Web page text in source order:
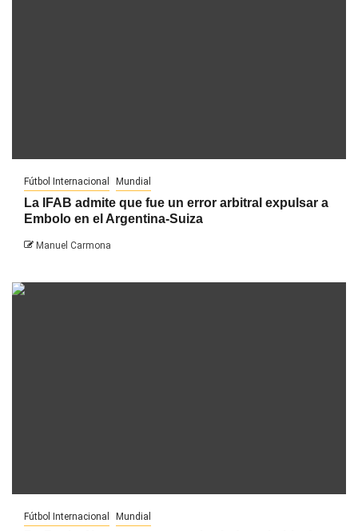
Fútbol Internacional Mundial
La IFAB admite que fue un error arbitral expulsar a
Embolo en el Argentina-Suiza
Manuel Carmona
Fútbol Internacional Mundial